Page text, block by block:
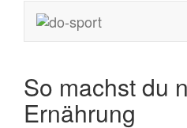
So machst du
Ernährung